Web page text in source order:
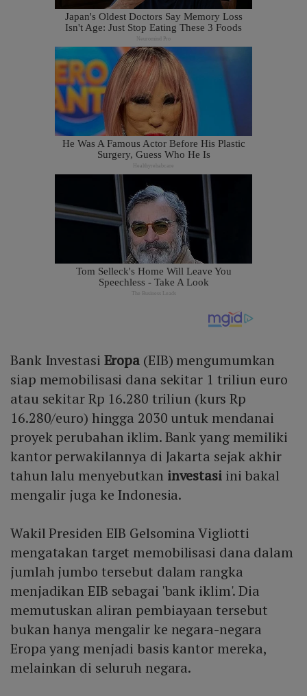
Bank Investasi Eropa (EIB) mengumumkan
siap memobilisasi dana sekitar 1 triliun euro
atau sekitar Rp 16.280 triliun (kurs Rp
16.280/euro) hingga 2030 untuk mendanai
proyek perubahan iklim. Bank yang memiliki
kantor perwakilannya di Jakarta sejak akhir
tahun lalu menyebutkan investasiini bakal
mengalir juga ke Indonesia.
Wakil Presiden EIB Gelsomina Vigliotti
mengatakan target memobilisasi dana dalam
jumlah jumbo tersebut dalam rangka
menjadikan EIB sebagai 'bank iklim'. Dia
memutuskan aliran pembiayaan tersebut
bukan hanya mengalir ke negara-negara
Eropa yang menjadi basis kantor mereka,
melainkan di seluruh negara.